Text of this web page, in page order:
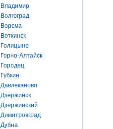
Владимир
Волгоград
Ворсма
Воткинск
Голицыно
Горно-Алтайск
Городец
Губкин
Давлеканово
Дзержинск
Дзержинский
Димитровград
Дубна